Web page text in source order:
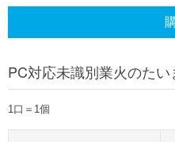
PC対応未識別業火のた
1口＝1個